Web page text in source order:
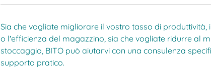
Sia che vogliate migliorare il vostro tasso di produttività,
o l'efficienza del magazzino, sia che vogliate ridurre al
stoccaggio, BITO può aiutarvi con una consulenza
supporto pratico.